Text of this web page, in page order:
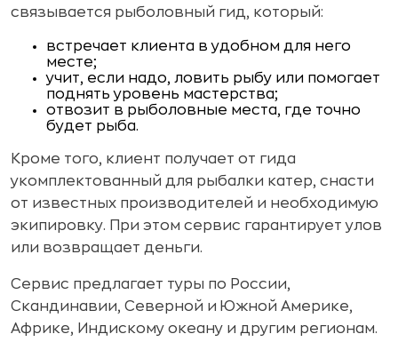
связывается рыболовный гид, который:
встречает клиента в удобном для него
месте;
учит, если надо, ловить рыбу или помогает
поднять уровень мастерства;
отвозит в рыболовные места, где точно
будет рыба.
Кроме того, клиент получает от гида
укомплектованный для рыбалки катер, снасти
от известных производителей и необходимую
экипировку. При этом сервис гарантирует улов
или возвращает деньги.
Сервис предлагает туры по России,
Скандинавии, Северной и Южной Америке,
Африке, Индискому океану и другим регионам.